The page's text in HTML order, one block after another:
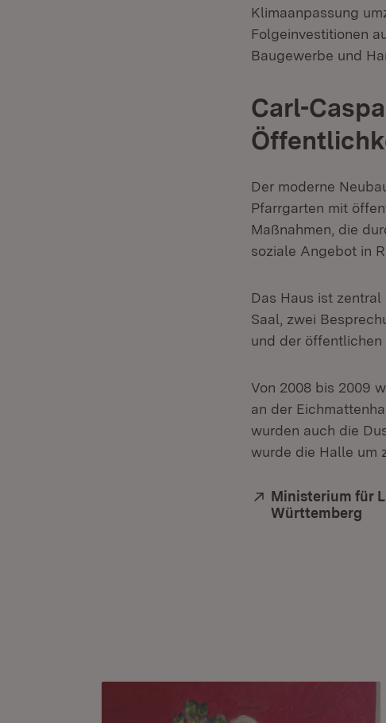
Klimaanpassung
Folgeinvestitionen
Baugewerbe und
Carl-
Der moderne
Pfarrgarten mit
Maßnahmen, die
soziale Angebot in
Das Haus ist
Saal, zwei
und der
Von 2008 bis 2009
an der
wurden auch die
wurde die Halle um
Extern:
Ministerium für
Württemberg